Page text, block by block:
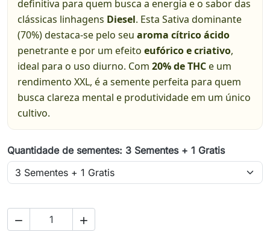
definitiva para quem busca a energia e o sabor das
clássicas linhagens Diesel. Esta Sativa dominante
(70%) destaca-se pelo seu aroma cítrico ácido
penetrante e por um efeito eufórico e criativo,
ideal para o uso diurno. Com 20% de THCe um
rendimento XXL, é a semente perfeita para quem
busca clareza mental e produtividade em um único
cultivo.
Quantidade de sementes: 3 Sementes + 1 Gratis
 